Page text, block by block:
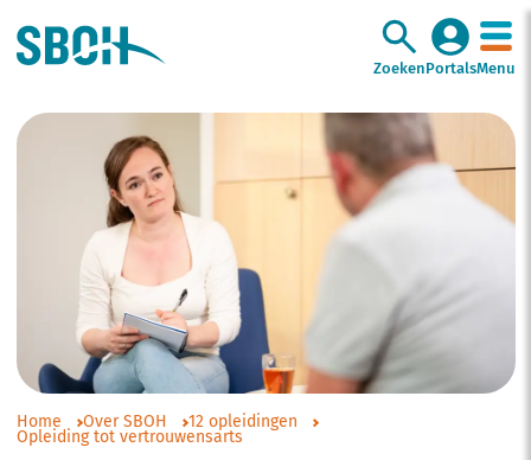
Zoeken PortalsMenu
Home Over SBOH
12 opleidingen
Opleiding tot vertrouwensarts